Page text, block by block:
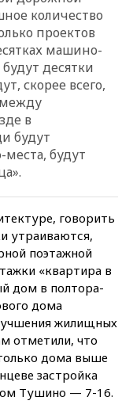
количество
проектов
машино-
десятки
скорее всего,
между
в
будут
будут
говорить
утраиваются,
поэтажной
«квартира в
дом в полтора-
дома
жилищных
отметили, что
дома выше
застройка
Тушино — 7-16.